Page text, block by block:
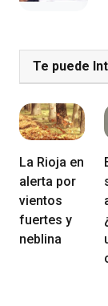
Te puede
La Rioja en
alerta por
vientos
fuertes y
neblina